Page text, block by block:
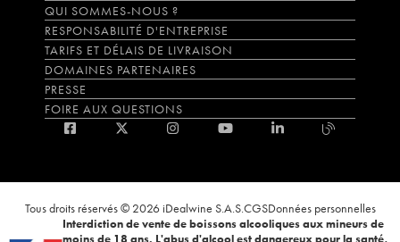
QUI SOMMES-NOUS ?
RESPONSABILITÉ D'ENTREPRISE
TARIFS ET DÉLAIS DE LIVRAISON
DOMAINES PARTENAIRES
PRESSE
FOIRE AUX QUESTIONS
Tous droits réservés © 2026 iDealwine S.A.S.CGSDonnées personnelles
Interdiction de vente de boissons alcooliques aux mineurs de
moins de 18 ans. L'abus d'alcool est dangereux pour la santé,